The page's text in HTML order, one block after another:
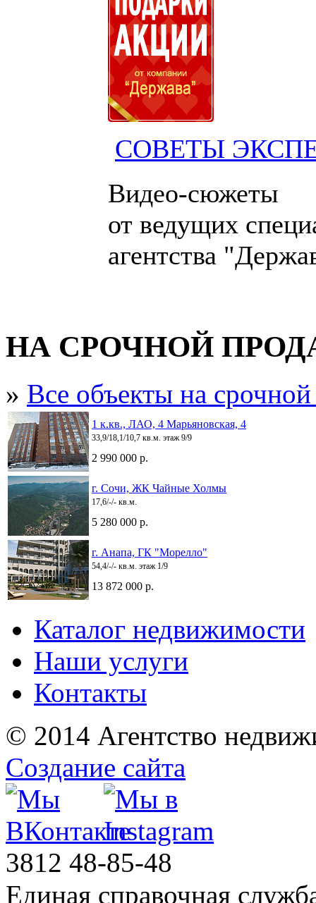
СОВЕТЫ
Видео-сюжеты
от ведущих
агентства
НА СРОЧНОЙ
» Все объекты на
1 к.кв., ЛАО, 4 Марьяновская, 4
33,9/18,1/10,7 кв.м. этаж 9/9
2 990 000 р.
г. Сочи, ЖК Чайные Холмы
17,6/-/- кв.м.
5 280 000 р.
г. Анапа, ГК "Морелло"
54,4/-/- кв.м. этаж 1/9
13 872 000 р.
Каталог недвижимости
Наши услуги
Контакты
© 2014 Агентство
Создание сайта
3812 48-85-48
Единая справочная